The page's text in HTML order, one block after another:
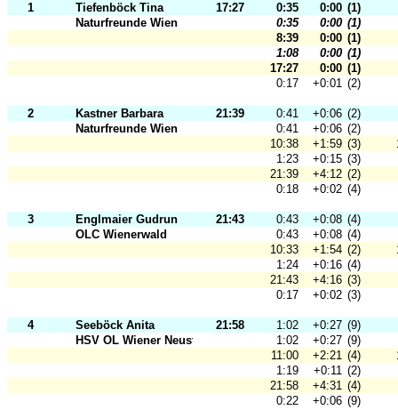
1 Tiefenböck Tina 17:27 0:35 0:00 (1)
Naturfreunde Wien
0:35 0:00 (1)
8:39
0:00 (1)
1:08
0:00 (1)
17:27
0:00 (1)
0:17
+0:01 (2)
2 Kastner Barbara 21:39 0:41 +0:06 (2)
Naturfreunde Wien
0:41 +0:06 (2)
10:38
+1:59 (3)
1:23
+0:15 (3)
21:39
+4:12 (2)
0:18
+0:02 (4)
3 Englmaier Gudrun 21:43 0:43 +0:08 (4)
OLC Wienerwald
0:43 +0:08 (4)
10:33
+1:54 (2)
1:24
+0:16 (4)
21:43
+4:16 (3)
0:17
+0:02 (3)
4 Seeböck Anita 21:58 1:02 +0:27 (9)
HSV OL Wiener Neustadt
1:02 +0:27 (9)
11:00
+2:21 (4)
1:19
+0:11 (2)
21:58
+4:31 (4)
0:22
+0:06 (9)